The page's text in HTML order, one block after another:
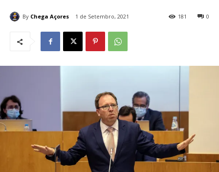
By Chega Açores 1 de Setembro, 2021 0
181